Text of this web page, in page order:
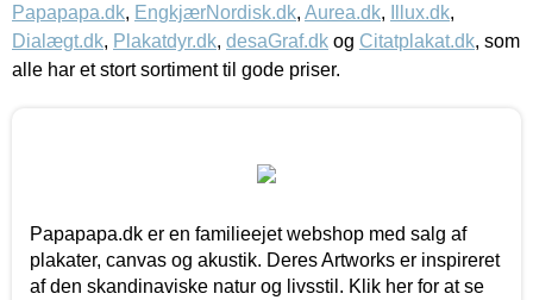
Papapapa.dk, EngkjærNordisk.dk, Aurea.dk, Illux.dk,
Dialægt.dk, Plakatdyr.dk, desaGraf.dk og Citatplakat.dk, som
alle har et stort sortiment til gode priser.
Papapapa.dk er en familieejet webshop med salg af
plakater, canvas og akustik. Deres Artworks er inspireret
af den skandinaviske natur og livsstil. Klik her for at se